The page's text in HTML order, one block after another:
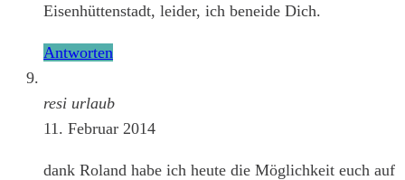
Eisenhüttenstadt, leider, ich beneide Dich.
Antworten
resi urlaub
11. Februar 2014
dank Roland habe ich heute die Möglichkeit euch auf